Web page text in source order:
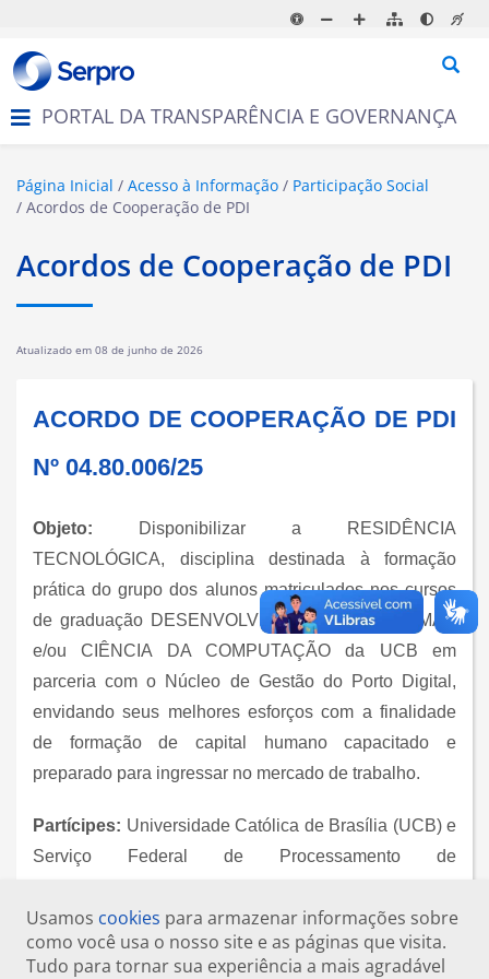
PORTAL DA TRANSPARÊNCIA E GOVERNANÇA
Página Inicial Acesso à Informação
Participação Social
Acordos de Cooperação de PDI
Acordos de Cooperação de PDI
Atualizado em 08 de junho de 2026
ACORDO DE COOPERAÇÃO DE PDI
Nº 04.80.006/25
Objeto: Disponibilizar a RESIDÊNCIA
TECNOLÓGICA, disciplina destinada à formação
prática do grupo dos alunos matriculados nos cursos
de graduação DESENVOLVIMENTO DE SISTEMAS
e/ou CIÊNCIA DA COMPUTAÇÃO da UCB em
parceria com o Núcleo de Gestão do Porto Digital,
envidando seus melhores esforços com a finalidade
de formação de capital humano capacitado e
preparado para ingressar no mercado de trabalho.
Partícipes: Universidade Católica de Brasília (UCB) e
Serviço Federal de Processamento de
Usamos cookies para armazenar informações sobre
como você usa o nosso site e as páginas que visita.
Tudo para tornar sua experiência a mais agradável